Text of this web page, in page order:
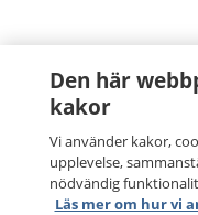
Den här
kakor
Vi använder kakor,
upplevelse,
nödvändig
Läs mer om hur vi